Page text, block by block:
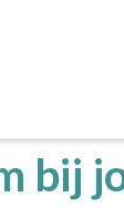
bij